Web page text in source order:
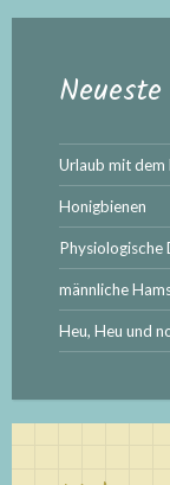
Urlaub mit dem
Honigbienen
Physiologische
männliche
Heu, Heu und